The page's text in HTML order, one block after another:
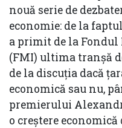
nouă serie de
economie: de la
a primit de la
(FMI) ultima tranşă
de la discuţia dacă
economică sau nu,
premierului
o creştere economică